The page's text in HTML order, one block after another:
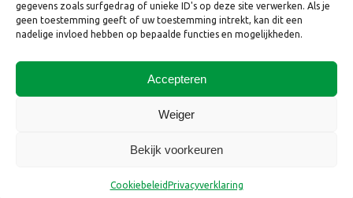
gegevens zoals surfgedrag of unieke ID's op deze site verwerken. Als je
geen toestemming geeft of uw toestemming intrekt, kan dit een
nadelige invloed hebben op bepaalde functies en mogelijkheden.
Accepteren
Weiger
Bekijk voorkeuren
CookiebeleidPrivacyverklaring
Copyright © 2026 Nebest B.V.
Privacyverklaring
Cookiebeleid
Klacht indienen